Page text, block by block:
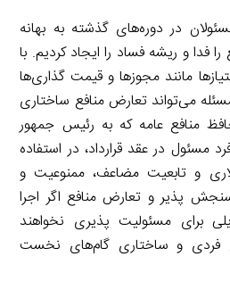
در دوره‌های گذشته به بهانه
و ریشه فساد را ایجاد کردیم. با
مانند مجوزها و قیمت گذاری‌ها
می‌تواند تعارض منافع ساختاری
منافع عامه که به رئیس جمهور
مسئول در عقد قرارداد، در استفاده
و تابعیت مضاعف، ممنوعیت و
پذیر و تعارض منافع اگر اجرا
برای مسئولیت پذیری نخواهند
فردی و ساختاری گام‌های نخست